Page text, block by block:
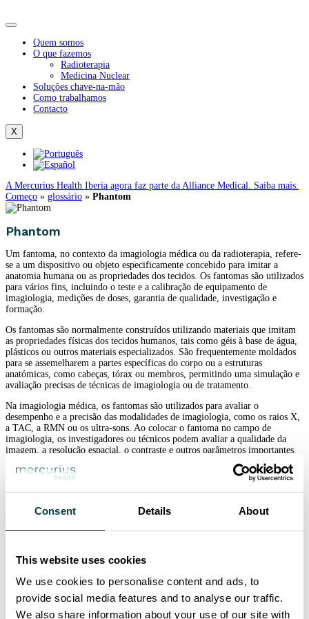
Consent Details About
This website uses cookies
We use cookies to personalise content and ads, to
provide social media features and to analyse our traffic.
We also share information about your use of our site with
Quem somos
O que fazemos
Radioterapia
Medicina Nuclear
Soluções chave-na-mão
Como trabalhamos
Contacto
X
A Mercurius Health Iberia agora faz parte da Alliance Medical. Saiba mais.
Começo » glossário » Phantom
Phantom
Um fantoma, no contexto da imagiologia médica ou da radioterapia, refere-
se a um dispositivo ou objeto especificamente concebido para imitar a
anatomia humana ou as propriedades dos tecidos. Os fantomas são utilizados
para vários fins, incluindo o teste e a calibração de equipamento de
imagiologia, medições de doses, garantia de qualidade, investigação e
formação.
Os fantomas são normalmente construídos utilizando materiais que imitam
as propriedades físicas dos tecidos humanos, tais como géis à base de água,
plásticos ou outros materiais especializados. São frequentemente moldados
para se assemelharem a partes específicas do corpo ou a estruturas
anatómicas, como cabeças, tórax ou membros, permitindo uma simulação e
avaliação precisas de técnicas de imagiologia ou de tratamento.
Na imagiologia médica, os fantomas são utilizados para avaliar o
desempenho e a precisão das modalidades de imagiologia, como os raios X,
a TAC, a RMN ou os ultra-sons. Ao colocar o fantoma no campo de
imagiologia, os investigadores ou técnicos podem avaliar a qualidade da
imagem, a resolução espacial, o contraste e outros parâmetros importantes.
de imagiologia para garantir medições exactas e consistentes.
Na radioterapia, os fantomas têm vários objectivos. São utilizados para
específicos. Os fantomas de dosimetria são concebidos para imitar a resposta
tratamento, incluindo os aceleradores lineares, para verificar o seu
proporcionando um ambiente controlado e reprodutível para a avaliação de
novas técnicas de imagiologia, protocolos de tratamento ou métodos de